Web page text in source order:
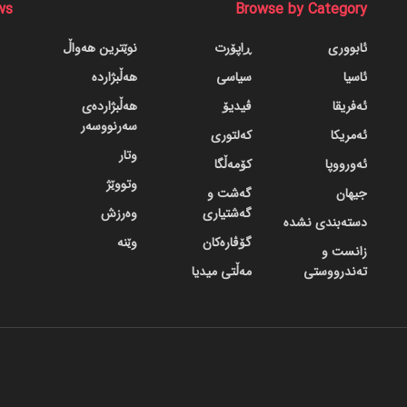
Browse by Category
ئابووری
ئاسیا
ئەفریقا
ئەمریکا
ئەورووپا
جیهان
دسته‌بندی نشده
زانست و
تەندرووستی
ڕاپۆرت
سیاسی
ڤیدیۆ
کەلتوری
کۆمەڵگا
گه‌شت و
گه‌شتیاری
گۆڤاره‌کان
مەڵتی میدیا
نوێترین هەواڵ
هەڵبژاردە
هەڵبژاردەی
سەرنووسەر
وتار
وتووێژ
وەرزش
وێنە